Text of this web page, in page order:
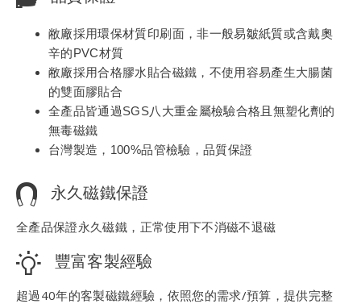
敝廠採用環保材質印刷面，非一般易皺紙質或含戴奧
辛的PVC材質
敝廠採用合格膠水貼合磁鐵，不使用容易產生大腸菌
的雙面膠貼合
全產品皆通過SGS八大重金屬檢驗合格且無塑化劑的
無毒磁鐵
台灣製造，100%品管檢驗，品質保證
永久磁鐵保證
全產品保證永久磁鐵，正常使用下不消磁不退磁
豐富客製經驗
超過40年的客製磁鐵經驗，依照您的需求/預算，提供完整